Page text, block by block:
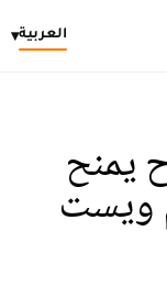
العربية▾
يمنح
ويست